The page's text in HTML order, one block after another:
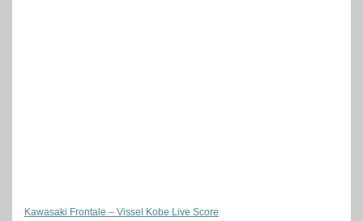
Kawasaki Frontale – Vissel Kobe Live Score